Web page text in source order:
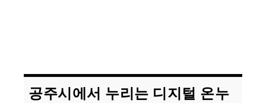
공주시에서 누리는 디지털 온누